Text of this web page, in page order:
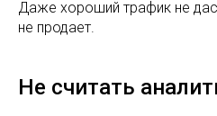
Даже хороший трафик не
не продает.
Не считать